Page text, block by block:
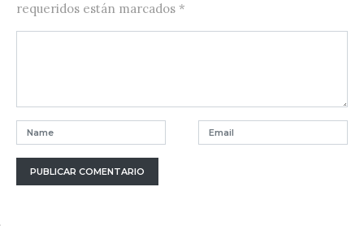
requeridos están marcados *